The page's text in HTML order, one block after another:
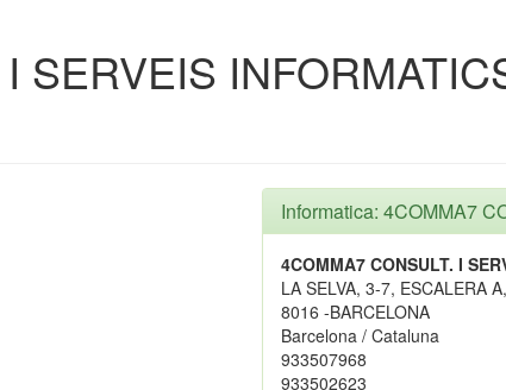
SERVEIS
Informatica: 4COMMA7
4COMMA7 CONSULT. I
LA SELVA, 3-7, ESCALERA
8016 -BARCELONA
Barcelona / Cataluna
933507968
933502623